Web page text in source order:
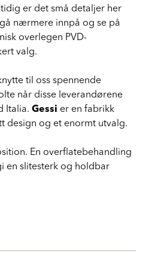
er det små detaljer her
nærmere innpå og se på
overlegen PVD-
valg.
til oss spennende
når disse leverandørene
Italia. Gessi er en fabrikk
design og et enormt utvalg.
En overflatebehandling
en slitesterk og holdbar